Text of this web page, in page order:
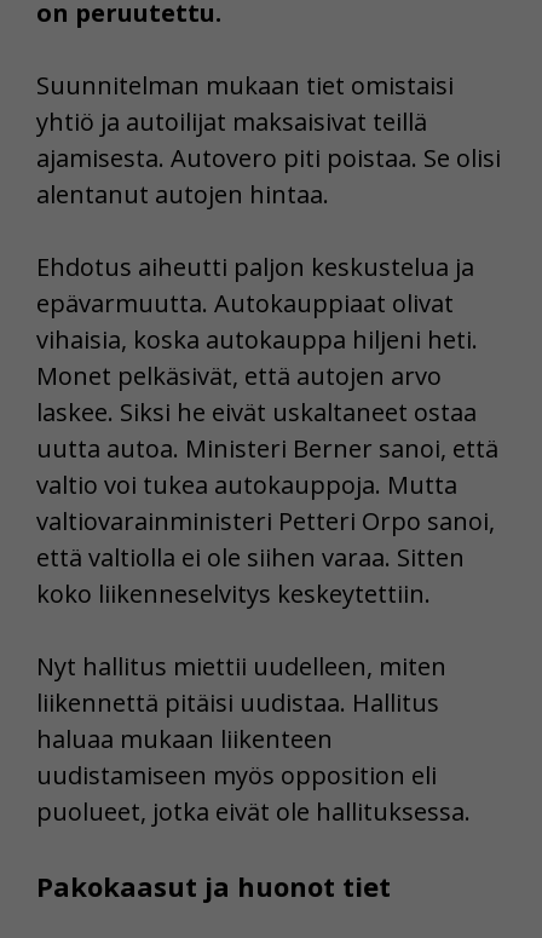
on peruutettu.
Suunnitelman mukaan tiet omistaisi
yhtiö ja autoilijat maksaisivat teillä
ajamisesta. Autovero piti poistaa. Se olisi
alentanut autojen hintaa.
Ehdotus aiheutti paljon keskustelua ja
epävarmuutta. Autokauppiaat olivat
vihaisia, koska autokauppa hiljeni heti.
Monet pelkäsivät, että autojen arvo
laskee. Siksi he eivät uskaltaneet ostaa
uutta autoa. Ministeri Berner sanoi, että
valtio voi tukea autokauppoja. Mutta
valtiovarainministeri Petteri Orpo sanoi,
että valtiolla ei ole siihen varaa. Sitten
koko liikenneselvitys keskeytettiin.
Nyt hallitus miettii uudelleen, miten
liikennettä pitäisi uudistaa. Hallitus
haluaa mukaan liikenteen
uudistamiseen myös opposition eli
puolueet, jotka eivät ole hallituksessa.
Pakokaasut ja huonot tiet